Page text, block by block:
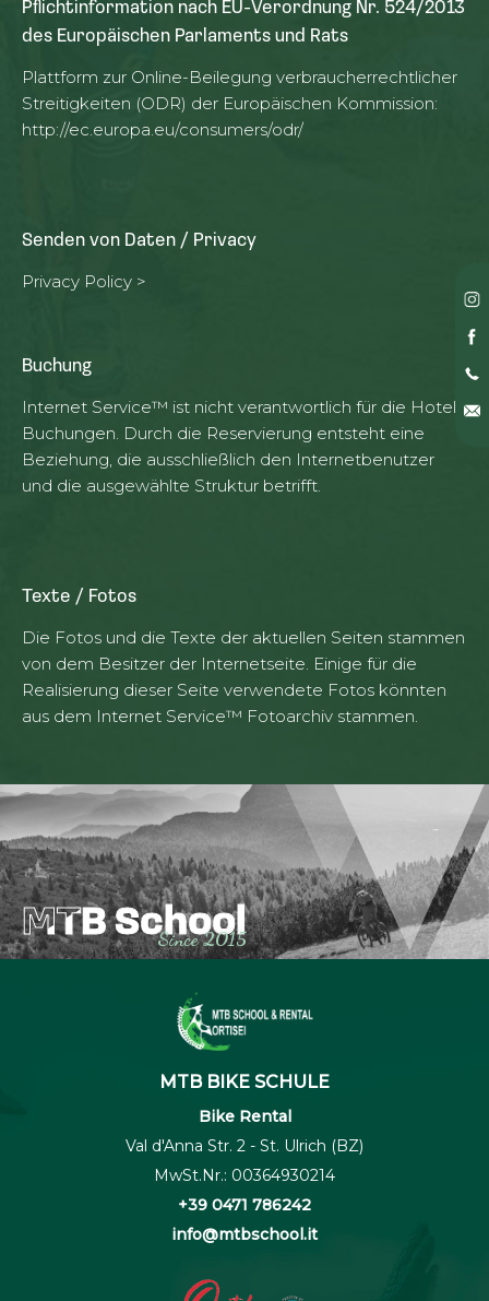
Pflichtinformation nach EU-Verordnung Nr. 524/2013
des Europäischen Parlaments und Rats
Plattform zur Online-Beilegung verbraucherrechtlicher
Streitigkeiten (ODR) der Europäischen Kommission:
http://ec.europa.eu/consumers/odr/
Senden von Daten / Privacy
Privacy Policy >
Buchung
Internet Service™ ist nicht verantwortlich für die Hotel
Buchungen. Durch die Reservierung entsteht eine
Beziehung, die ausschließlich den Internetbenutzer
und die ausgewählte Struktur betrifft.
Texte / Fotos
Die Fotos und die Texte der aktuellen Seiten stammen
von dem Besitzer der Internetseite. Einige für die
Realisierung dieser Seite verwendete Fotos könnten
aus dem Internet Service™ Fotoarchiv stammen.
MTB School
MTB School
Since 2015
MTB BIKE SCHULE
Bike Rental
Val d'Anna Str. 2 - St. Ulrich (BZ)
MwSt.Nr.: 00364930214
+39 0471 786242
info@mtbschool.it